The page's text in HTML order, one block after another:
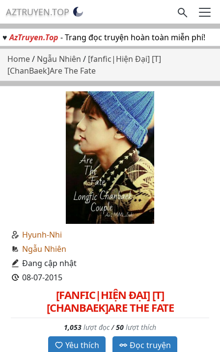
AZTRUYEN.TOP
♥AzTruyen.Top - Trang đọc truyện hoàn toàn miễn phí!
Home/ Ngẫu Nhiên / [fanfic|Hiện Đại] [T]
[ChanBaek]Are The Fate
Hyunh-Nhi
Ngẫu Nhiên
Đang cập nhật
08-07-2015
[FANFIC|HIỆN ĐẠI] [T]
[CHANBAEK]ARE THE FATE
1,053 lượt đọc/50 lượt thích
Yêu thích Đọc truyện